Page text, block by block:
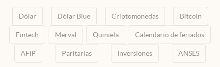
Dólar Dólar Blue Criptomonedas Bitcoin
Fintech Merval Quiniela Calendario de feriados
AFIP Paritarias Inversiones ANSES